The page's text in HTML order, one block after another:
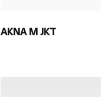
AKNA M JKT